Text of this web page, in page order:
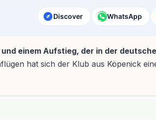
Discover WhatsApp
einem Aufstieg, der in der
hat sich der Klub aus Köpenick